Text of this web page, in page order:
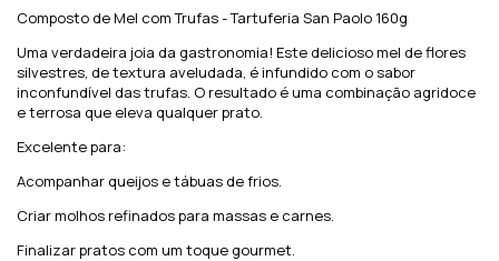
Composto de Mel com Trufas - Tartuferia San Paolo 160g
Uma verdadeira joia da gastronomia! Este delicioso mel de flores
silvestres, de textura aveludada, é infundido com o sabor
inconfundível das trufas. O resultado é uma combinação agridoce
e terrosa que eleva qualquer prato.
Excelente para:
Acompanhar queijos e tábuas de frios.
Criar molhos refinados para massas e carnes.
Finalizar pratos com um toque gourmet.